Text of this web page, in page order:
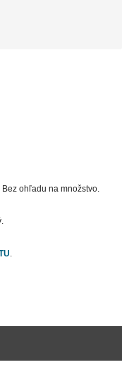
ohľadu na množstvo.
.